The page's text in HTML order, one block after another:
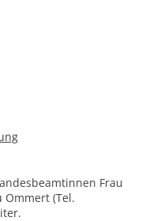
Frau
Ommert (Tel.